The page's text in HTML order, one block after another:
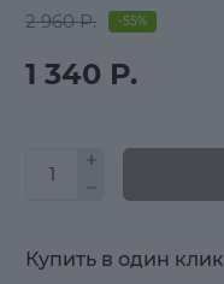
2 960 Р. -55%
1 340 Р.
Купить в один клик